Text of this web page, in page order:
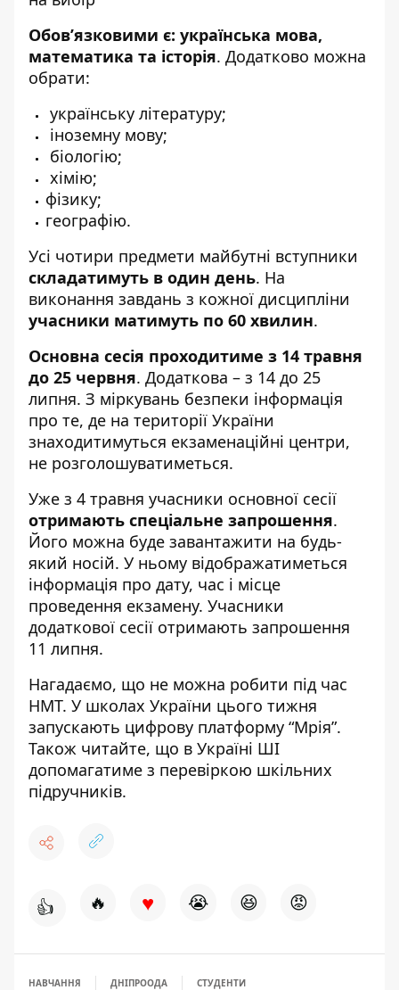
Обов’язковими є: українська мова,
математика та історія. Додатково можна
обрати:
українську літературу;
іноземну мову;
біологію;
хімію;
фізику;
географію.
Усі чотири предмети майбутні вступники
складатимуть в один день. На
виконання завдань з кожної дисципліни
учасники матимуть по 60 хвилин.
Основна сесія проходитиме з 14 травня
до 25 червня. Додаткова – з 14 до 25
липня. З міркувань безпеки інформація
про те, де на території України
знаходитимуться екзаменаційні центри,
не розголошуватиметься.
Уже з 4 травня учасники основної сесії
отримають спеціальне запрошення.
Його можна буде завантажити на будь-
який носій. У ньому відображатиметься
інформація про дату, час і місце
проведення екзамену. Учасники
додаткової сесії отримають запрошення
11 липня.
Нагадаємо, що не можна робити під час
НМТ. У школах України цього тижня
запускають цифрову платформу “Мрія”.
Також читайте, що в Україні ШІ
допомагатиме з перевіркою шкільних
підручників.
👍 🔥 ♥ 😭 😆 😡
НАВЧАННЯ ДНІПРООДА СТУДЕНТИ